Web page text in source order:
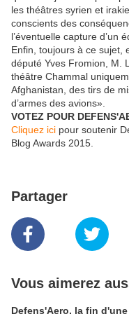
les théâtres syrien et
conscients des
l’éventuelle capture d’un
Enfin, toujours à ce sujet,
député Yves Fromion, M.
théâtre Chammal
Afghanistan, des tirs de
d’armes des avions».
VOTEZ POUR
Cliquez ici pour soutenir
Blog Awards 2015.
Partager
Vous aimerez
Defens'Aero, la fin